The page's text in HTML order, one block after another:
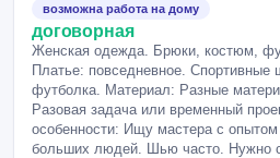
возможна работа на дому
договорная
Женская одежда. Брюки, костюм,
Платье: повседневное. Спортивные
футболка. Материал: Разные
Разовая задача или временный
особенности: Ищу мастера с
больших людей. Шью часто. Нужно